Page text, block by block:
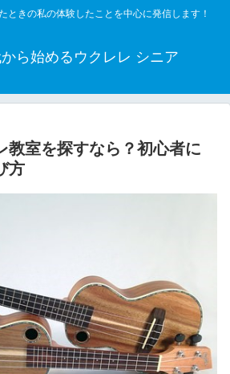
ときの私の体験したことを中心に発信します！
ら始めるウクレレ シニア
教室を探すなら？初心者に
方